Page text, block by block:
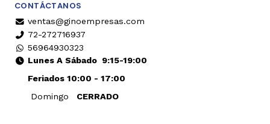
CONTÁCTANOS
ventas@ginoempresas.com
72-272716937
56964930323
Lunes A Sábado9:15-19:00
Feriados 10:00 - 17:00
Domingo
CERRADO